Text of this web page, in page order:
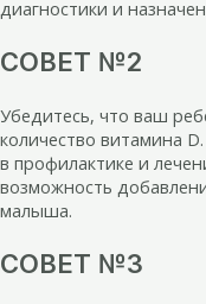
диагностики и
СОВЕТ №2
Убедитесь, что ваш
количество витамина
в профилактике и
возможность
малыша.
СОВЕТ №3